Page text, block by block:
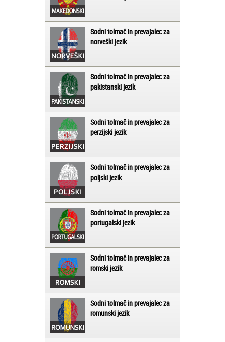
Sodni tolmač in prevajalec za
norveški jezik
Sodni tolmač in prevajalec za
pakistanski jezik
Sodni tolmač in prevajalec za
perzijski jezik
Sodni tolmač in prevajalec za
poljski jezik
Sodni tolmač in prevajalec za
portugalski jezik
Sodni tolmač in prevajalec za
romski jezik
Sodni tolmač in prevajalec za
romunski jezik